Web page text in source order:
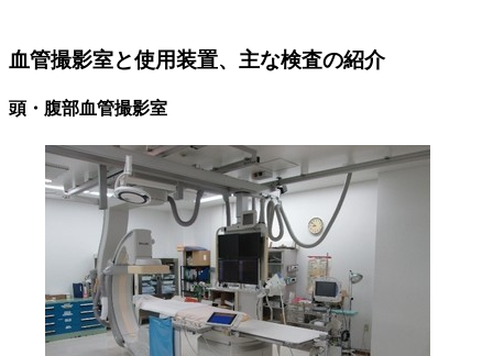
血管撮影室と使用装置、主な検査の紹介
頭・腹部血管撮影室